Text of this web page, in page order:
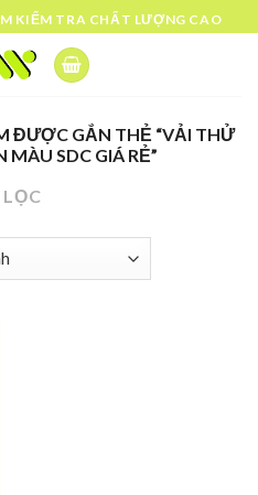
KIỂM TRA CHẤT LƯỢNG CAO
ĐƯỢC GẮN THẺ “VẢI THỬ
SDC GIÁ RẺ”
LỌC